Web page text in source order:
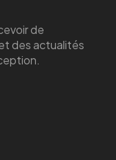
de
des actualités